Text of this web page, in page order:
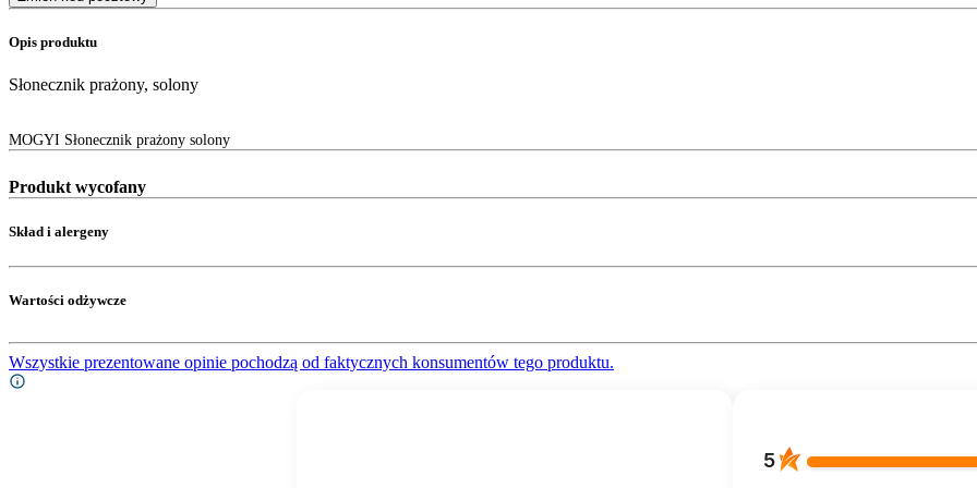
Opis produktu
Słonecznik prażony, solony
MOGYI Słonecznik prażony solony
Produkt wycofany
Skład i alergeny
Wartości odżywcze
Wszystkie prezentowane opinie pochodzą od faktycznych konsumentów tego produktu.
5